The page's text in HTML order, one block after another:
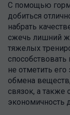
С помощью
добиться
набрать
сжечь лишний
тяжелых
не отметить
обмена
связок, а также
экономичность